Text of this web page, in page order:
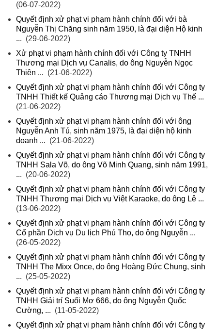
(06-07-2022)
Quyết định xử phạt vi phạm hành chính đối với bà
Nguyễn Thị Chăng sinh năm 1950, là đại diện Hộ kinh
... (29-06-2022)
Xử phạt vi phạm hành chính đối với Công ty TNHH
Thương mại Dịch vụ Canalis, do ông Nguyễn Ngọc
Thiên ... (21-06-2022)
Quyết định xử phạt vi phạm hành chính đối với Công ty
TNHH Thiết kế Quảng cáo Thương mại Dịch vụ Thế ...
(21-06-2022)
Quyết định xử phạt vi phạm hành chính đối với ông
Nguyễn Anh Tú, sinh năm 1975, là đại diện hộ kinh
doanh ... (21-06-2022)
Quyết định xử phạt vi phạm hành chính đối với Công ty
TNHH Sala Võ, do ông Võ Minh Quang, sinh năm 1991,
... (20-06-2022)
Quyết định xử phạt vi phạm hành chính đối với Công ty
TNHH Thương mại Dịch vụ Việt Karaoke, do ông Lê ...
(13-06-2022)
Quyết định xử phạt vi phạm hành chính đối với Công ty
Cổ phần Dịch vụ Du lịch Phú Thọ, do ông Nguyễn ...
(26-05-2022)
Quyết định xử phạt vi phạm hành chính đối với Công ty
TNHH The Mixx Once, do ông Hoàng Đức Chung, sinh
... (25-05-2022)
Quyết định xử phạt vi phạm hành chính đối với Công ty
TNHH Giải trí Suối Mơ 666, do ông Nguyễn Quốc
Cường, ... (11-05-2022)
Quyết định xử phạt vi phạm hành chính đối với Công ty